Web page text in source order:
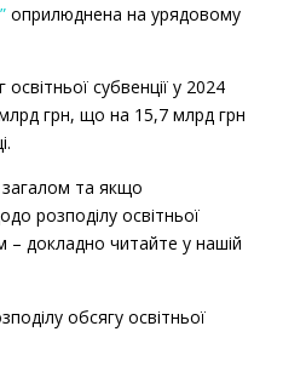
”оприлюднена на урядовому
освітньої субвенції у 2024
грн, що на 15,7 млрд грн
та якщо
розподілу освітньої
– докладно читайте у нашій
обсягу освітньої